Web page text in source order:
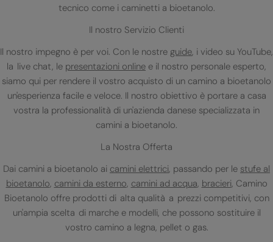
tecnico come i caminetti a bioetanolo.
Il nostro Servizio Clienti
Il nostro impegno è per voi. Con le nostre guide, i video su YouTube,
la live chat, le presentazioni online e il nostro personale esperto,
siamo qui per rendere il vostro acquisto di un camino a bioetanolo
un'esperienza facile e veloce. Il nostro obiettivo è portare a casa
vostra la professionalità di un'azienda danese specializzata in
camini a bioetanolo.
La Nostra Offerta
Dai camini a bioetanolo ai camini elettrici, passando per le stufe al
bioetanolo, camini da esterno, camini ad acqua, bracieri, Camino
Bioetanolo offre prodotti di alta qualità a prezzi competitivi, con
un'ampia scelta di marche e modelli, che possono sostituire il
vostro camino a legna, pellet o gas.